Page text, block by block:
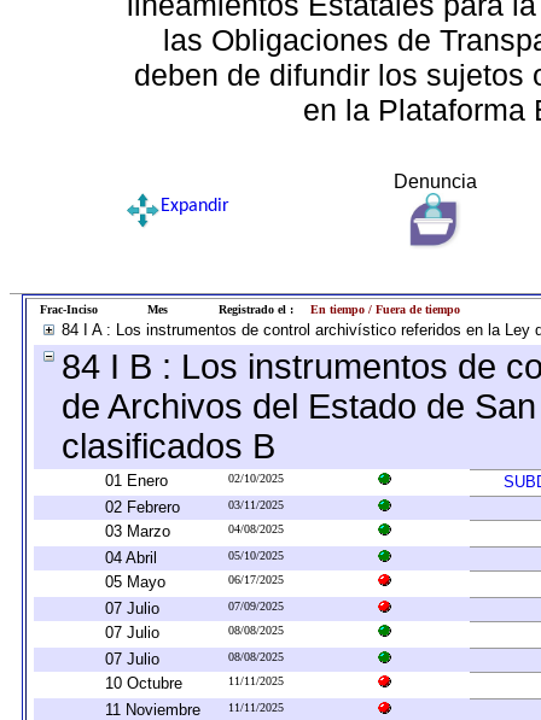
las Obligaciones de
deben de difundir los sujetos
en la Plataforma
Denuncia
Expandir
Frac-Inciso Mes Registrado el : En tiempo / Fuera de tiempo
84 I A : Los instrumentos de control archivístico referidos en la
84 I B : Los instrumentos de
de Archivos del Estado de
clasificados B
01 Enero 02/10/2025
02 Febrero
03/11/2025
03 Marzo 04/08/2025
04 Abril 05/10/2025
05 Mayo 06/17/2025
07 Julio 07/09/2025
07 Julio 08/08/2025
07 Julio 08/08/2025
10 Octubre 11/11/2025
11 Noviembre 11/11/2025